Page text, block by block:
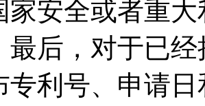
家安全或者重
最后，对于已
专利号、申请